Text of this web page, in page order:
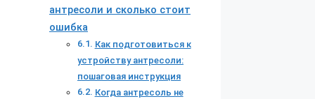
антресоли и сколько стоит
ошибка
Как подготовиться к
устройству антресоли:
пошаговая инструкция
Когда антресоль не